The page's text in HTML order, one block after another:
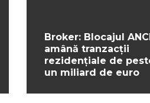
Broker: Blocajul
amână tranzacții
rezidențiale de
un miliard de euro